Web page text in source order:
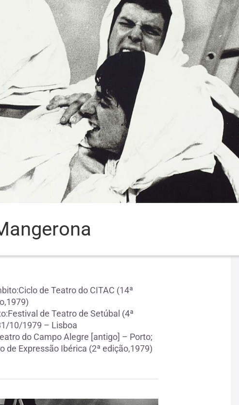
de Teatro do CITAC (14ª
de Teatro de Setúbal (4ª
10/1979 – Lisboa
do Campo Alegre [antigo] – Porto;
Expressão Ibérica (2ª edição,1979)